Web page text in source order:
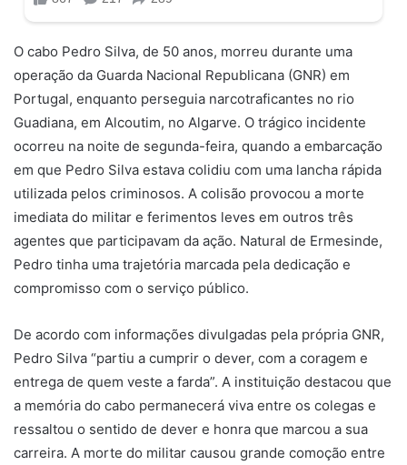
O cabo Pedro Silva, de 50 anos, morreu durante uma
operação da Guarda Nacional Republicana (GNR) em
Portugal, enquanto perseguia narcotraficantes no rio
Guadiana, em Alcoutim, no Algarve. O trágico incidente
ocorreu na noite de segunda-feira, quando a embarcação
em que Pedro Silva estava colidiu com uma lancha rápida
utilizada pelos criminosos. A colisão provocou a morte
imediata do militar e ferimentos leves em outros três
agentes que participavam da ação. Natural de Ermesinde,
Pedro tinha uma trajetória marcada pela dedicação e
compromisso com o serviço público.
De acordo com informações divulgadas pela própria GNR,
Pedro Silva “partiu a cumprir o dever, com a coragem e
entrega de quem veste a farda”. A instituição destacou que
a memória do cabo permanecerá viva entre os colegas e
ressaltou o sentido de dever e honra que marcou a sua
carreira. A morte do militar causou grande comoção entre